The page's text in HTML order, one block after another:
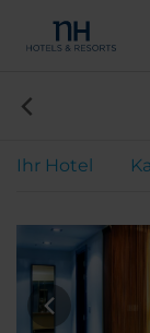
Ihr Hotel